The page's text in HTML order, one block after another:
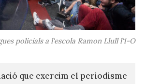
policials a l'escola Ramon Llull l'1-O
que exercim el periodisme